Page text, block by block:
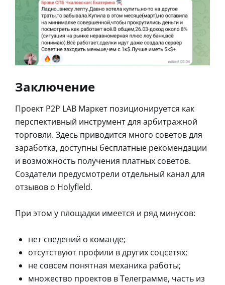
Заключение
Проект P2P LAB Маркет позиционируется как
перспективный инструмент для арбитражной
торговли. Здесь приводится много советов для
заработка, доступны бесплатные рекомендации
и возможность получения платных советов.
Создатели предусмотрели отдельный канал для
отзывов о Holyfleld.
При этом у площадки имеется и ряд минусов:
нет сведений о команде;
отсутствуют профили в других соцсетях;
не совсем понятная механика работы;
множество проектов в Телеграмме, часть из